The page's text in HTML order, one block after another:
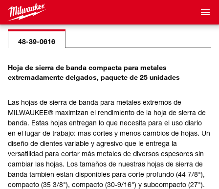
48-39-0616
Hoja de sierra de banda compacta para metales
extremadamente delgados, paquete de 25 unidades
Las hojas de sierra de banda para metales extremos de
MILWAUKEE® maximizan el rendimiento de la hoja de sierra de
banda. Estas hojas entregan lo que necesita para el uso diario
en el lugar de trabajo: más cortes y menos cambios de hojas. Un
diseño de dientes variable y agresivo que le entrega la
versatilidad para cortar más metales de diversos espesores sin
cambiar las hojas. Los tamaños de nuestras hojas de sierra de
banda también están disponibles para corte profundo (44 7/8"),
compacto (35 3/8"), compacto (30-9/16") y subcompacto (27").